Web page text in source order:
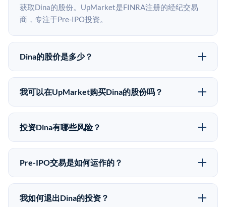
获取Dina的股份。UpMarket是FINRA注册的经纪交易
商，专注于Pre-IPO投资。
Dina的股价是多少？
Dina没有公开股价，因为它是一家私有公司。最近的已
知股价来自其最近一轮融资。 二级市场上的Pre-IPO股
同。
我可以在UpMarket购买Dina的股份吗？
可以。合格投资者可以通过填写本页表单或在
upmarket.co创建账户来表达对Dina股份的投资意向。所
50,000美元。UpMarket是FINRA注册的经纪交易商，
自2019年以来已经纪超过5亿美元的另类投资。
投资Dina有哪些风险？
Pre-IPO投资存在重大风险。Dina的股份流动性低，意味
着没有公开市场可以快速出售。不存在确定的退出时间
能全部损失的准备。私有公司的估值在融资轮次之间可
能大幅波动。投资者应在投资前咨询其财务顾问并审阅
Pre-IPO交易是如何运作的？
在Pre-IPO交易中，合格投资者通过二级市场平台从现有
股东（如员工、早期投资者或其他持有人）处购买股
我如何退出Dina的投资？